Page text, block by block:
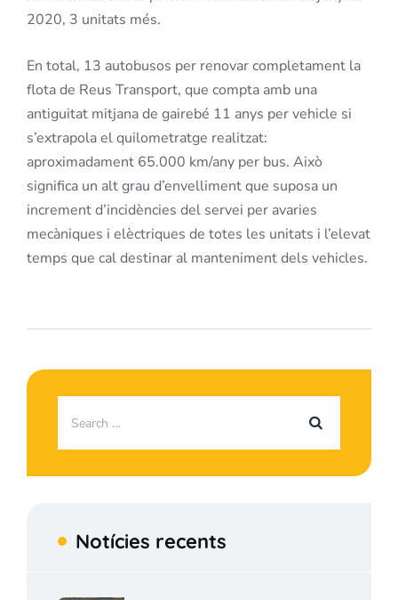
2020, 3 unitats més.
En total, 13 autobusos per renovar completament la
flota de Reus Transport, que compta amb una
antiguitat mitjana de gairebé 11 anys per vehicle si
s’extrapola el quilometratge realitzat:
aproximadament 65.000 km/any per bus. Això
significa un alt grau d’envelliment que suposa un
increment d’incidències del servei per avaries
mecàniques i elèctriques de totes les unitats i l’elevat
temps que cal destinar al manteniment dels vehicles.
Notícies recents